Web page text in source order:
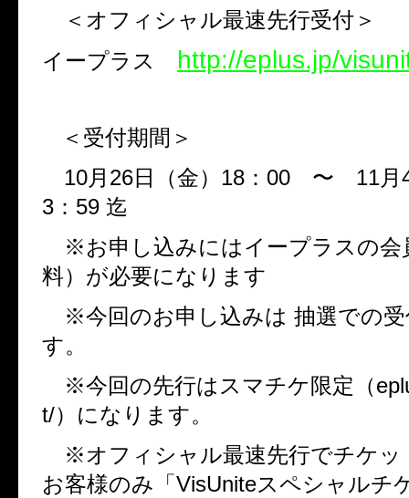
＜オフィシャル最速先行受付＞
イープラス http://eplus.jp/
＜受付期間＞
10月 26日（金） 18 ： 00 〜 11月
3 ： 59 迄
※お申し込みにはイープラスの会
料）が必要になります
※今回のお申し込みは 抽選での受
す。
※今回の先行はスマチケ限定（
t/）になります。
※オフィシャル最速先行でチケッ
お客様のみ「 VisUniteスペシャルチ